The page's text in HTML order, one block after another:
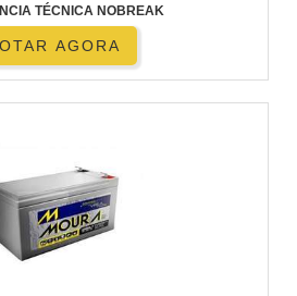
TÉCNICA NOBREAK
AGORA